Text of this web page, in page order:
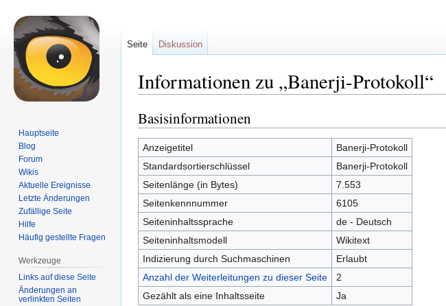
Informationen zu „Banerji-Protokoll“
Zur
Navigation
springen
Zur
Suche
springen
Basisinformationen
Anzeigetitel
Banerji-Protokoll
Standardsortierschlüssel
Banerji-Protokoll
Seitenlänge (in Bytes)
7.553
Seitenkennnummer
6105
Seiteninhaltssprache
de - Deutsch
Seiteninhaltsmodell
Wikitext
Indizierung durch Suchmaschinen
Erlaubt
Anzahl der Weiterleitungen zu dieser Seite
2
Gezählt als eine Inhaltsseite
Ja
Seite Diskussion
Hauptseite
Blog
Forum
Wikis
Aktuelle Ereignisse
Letzte Änderungen
Zufällige Seite
Hilfe
Häufig gestellte Fragen
Werkzeuge
Links auf diese Seite
Änderungen an
verlinkten Seiten